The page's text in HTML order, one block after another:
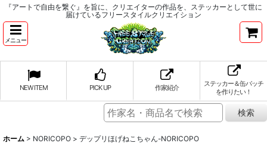
『アートで自由を繋ぐ』を旨に、クリエイターの作品を、ステッカーとして世に
届けているフリースタイルクリエイション
メニュー
NEW ITEM PICK UP 作家紹介
ステッカー＆缶バッチ
を作りたい！
ホーム > NORICOPO > デップリほげねこちゃん-NORICOPO